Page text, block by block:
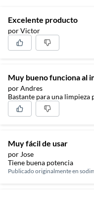
Excelente producto
por Victor
Muy bueno funciona al
por Andres
Bastante para una limpieza
Muy fácil de usar
por Jose
Tiene buena potencia
Publicado originalmente en